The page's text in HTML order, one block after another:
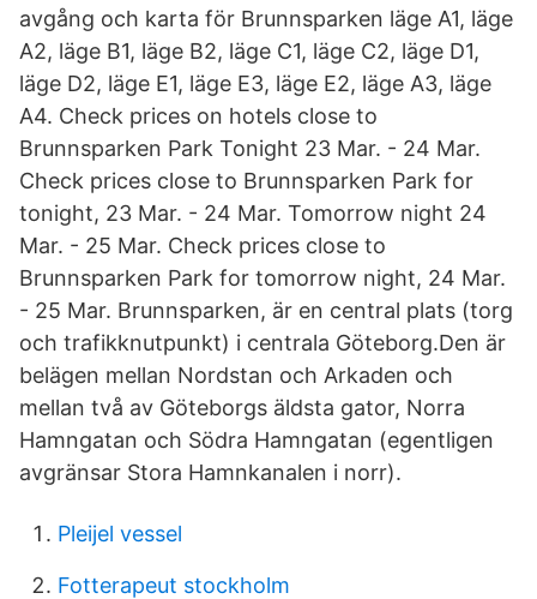
avgång och karta för Brunnsparken läge A1, läge
A2, läge B1, läge B2, läge C1, läge C2, läge D1,
läge D2, läge E1, läge E3, läge E2, läge A3, läge
A4. Check prices on hotels close to
Brunnsparken Park Tonight 23 Mar. - 24 Mar.
Check prices close to Brunnsparken Park for
tonight, 23 Mar. - 24 Mar. Tomorrow night 24
Mar. - 25 Mar. Check prices close to
Brunnsparken Park for tomorrow night, 24 Mar.
- 25 Mar. Brunnsparken, är en central plats (torg
och trafikknutpunkt) i centrala Göteborg.Den är
belägen mellan Nordstan och Arkaden och
mellan två av Göteborgs äldsta gator, Norra
Hamngatan och Södra Hamngatan (egentligen
avgränsar Stora Hamnkanalen i norr).
Pleijel vessel
Fotterapeut stockholm